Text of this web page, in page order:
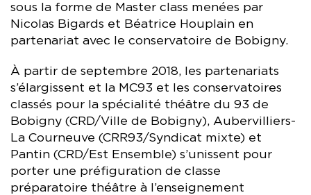
sous la forme de Master class menées par
Nicolas Bigards et Béatrice Houplain en
partenariat avec le conservatoire de Bobigny.
À partir de septembre 2018, les partenariats
s’élargissent et la MC93 et les conservatoires
classés pour la spécialité théâtre du 93 de
Bobigny (CRD/Ville de Bobigny), Aubervilliers-
La Courneuve (CRR93/Syndicat mixte) et
Pantin (CRD/Est Ensemble) s’unissent pour
porter une préfiguration de classe
préparatoire théâtre à l’enseignement